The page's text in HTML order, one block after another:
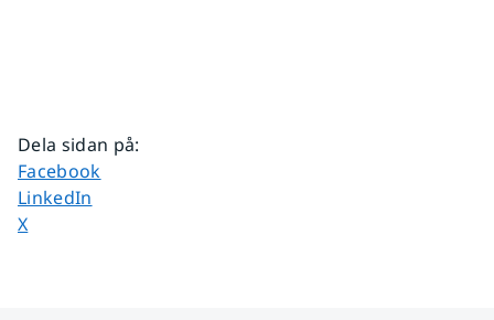
Dela sidan på:
Dela sidan på
Facebook
Dela sidan på
LinkedIn
Dela sidan på
X